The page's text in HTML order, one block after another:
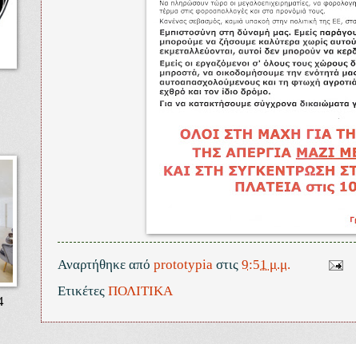
Αναρτήθηκε από prototypia στις 9:51 μ.μ.
Ετικέτες ΠΟΛΙΤΙΚΑ